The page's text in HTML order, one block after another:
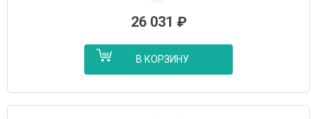
26 031 ₽
В КОРЗИНУ